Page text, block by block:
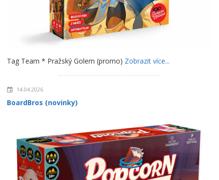
Tag Team * Pražský Golem (promo) Zobrazit více...
14.04.2026
BoardBros (novinky)